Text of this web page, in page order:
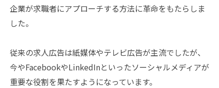
企業が求職者にアプローチする方法に革命をもたらしま
した。
従来の求人広告は紙媒体やテレビ広告が主流でしたが、
今やFacebookやLinkedInといったソーシャルメディアが
重要な役割を果たすようになっています。